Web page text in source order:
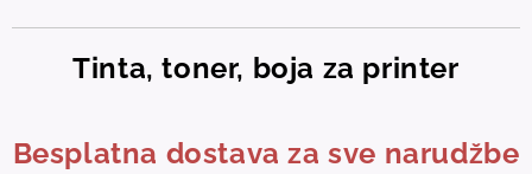
Tinta, toner, boja za printer
Besplatna dostava za sve narudžbe